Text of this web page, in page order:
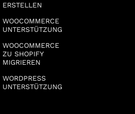
ERSTELLEN
WOOCOMMERCE
UNTERSTÜTZUNG
WOOCOMMERCE
ZU SHOPIFY
MIGRIEREN
WORDPRESS
UNTERSTÜTZUNG